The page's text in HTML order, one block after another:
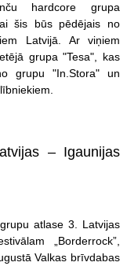
hardcore grupa
šis būs pēdējais no
Latvijā. Ar viņiem
grupa "Tesa", kas
grupu "In.Stora" un
– Igaunijas
atlase 3. Latvijas
„Borderrock”,
Valkas brīvdabas